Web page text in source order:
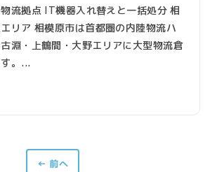
流拠点 IT機器入れ替えと一括処分 相
リア 相模原市は首都圏の内陸物流ハ
淵・上鶴間・大野エリアに大型物流倉
。...
← 前へ